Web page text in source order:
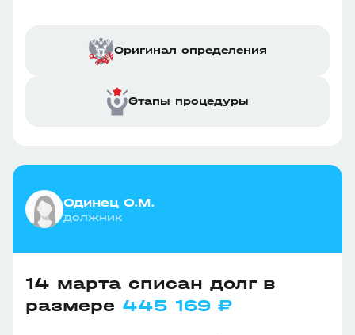
Оригинал определения
Этапы процедуры
Одинец О.М.
должник
14 марта списан долг в
размере 445 169 ₽